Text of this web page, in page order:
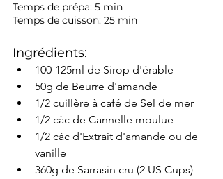
Temps de prépa: 5 min
Temps de cuisson: 25 min
Ingrédients:
100-125ml de Sirop d'érable
50g de Beurre d'amande
1/2 cuillère à café de Sel de mer
1/2 càc de Cannelle moulue
1/2 càc d'Extrait d'amande ou de
vanille
360g de Sarrasin cru (2 US Cups)